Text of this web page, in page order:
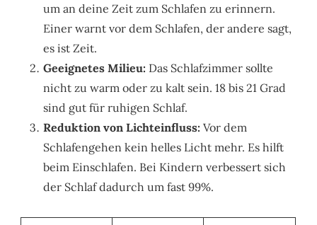
um an deine Zeit zum Schlafen zu erinnern.
Einer warnt vor dem Schlafen, der andere sagt,
es ist Zeit.
Geeignetes Milieu: Das Schlafzimmer sollte
nicht zu warm oder zu kalt sein. 18 bis 21 Grad
sind gut für ruhigen Schlaf.
Reduktion von Lichteinfluss: Vor dem
Schlafengehen kein helles Licht mehr. Es hilft
beim Einschlafen. Bei Kindern verbessert sich
der Schlaf dadurch um fast 99%.